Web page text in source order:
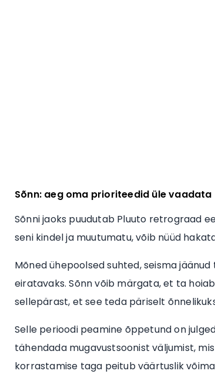
Sõnn: aeg oma prioriteedid üle vaadata
Sõnni jaoks puudutab Pluuto retrograad
seni kindel ja muutumatu, võib nüüd
Mõned ühepoolsed suhted, seisma
eiratavaks. Sõnn võib märgata, et ta
sellepärast, et see teda päriselt
Selle perioodi peamine õppetund on
tähendada mugavustsoonist väljumist,
korrastamise taga peitub väärtuslik